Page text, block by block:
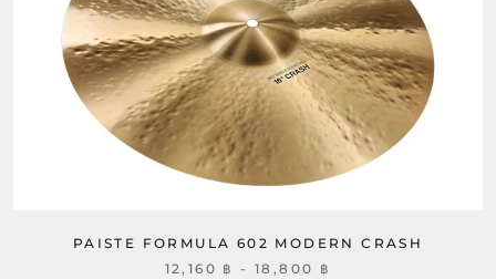
PAISTE FORMULA 602 MODERN CRASH
12,160 ฿ - 18,800 ฿